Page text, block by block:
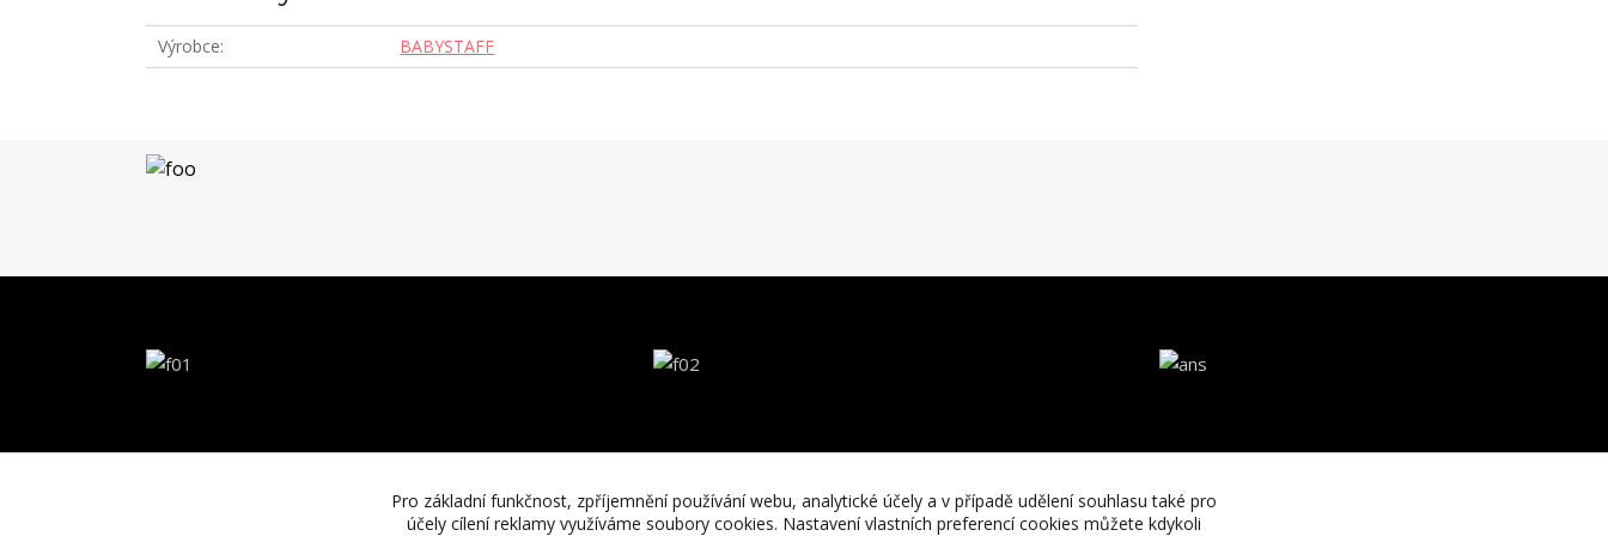
Výrobce BABYSTAFF
Pro základní funkčnost, zpříjemnění používání webu, analytické účely a v případě udělení souhlasu také pro
účely cílení reklamy využíváme soubory cookies. Nastavení vlastních preferencí cookies můžete kdykoli